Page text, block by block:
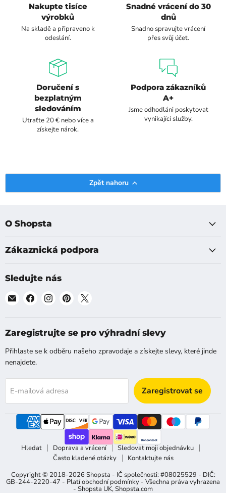
Nakupte tisíce
výrobků
Na skladě a připraveno k
odeslání.
Snadné vrácení do 30
dnů
Snadno spravujte vrácení
přes svůj účet.
Doručení s
bezplatným
sledováním
Utraťte 20 € nebo více a
získejte nárok.
Podpora zákazníků
A+
Jsme odhodláni poskytovat
vynikající služby.
Zpět nahoru
O Shopsta
Zákaznická podpora
Sledujte nás
Najděte
na
[email]
Najděte
na
Facebook
Najděte
na
Instagram
Najděte
na
Pinterest
na
X
Zaregistrujte se pro výhradní slevy
Přihlaste se k odběru našeho zpravodaje a získejte slevy, které jinde
nenajdete.
E-mailová adresa Zaregistrovat se
Hledat Doprava a vrácení
Sledovat moji objednávku
Často kladené otázky
Kontaktujte nás
Copyright © 2018-2026 Shopsta - IČ společnosti: #08025529 - DIČ:
GB-244-2220-47 - Platí obchodní podmínky - Všechna práva vyhrazena
- Shopsta UK,Shopsta.com